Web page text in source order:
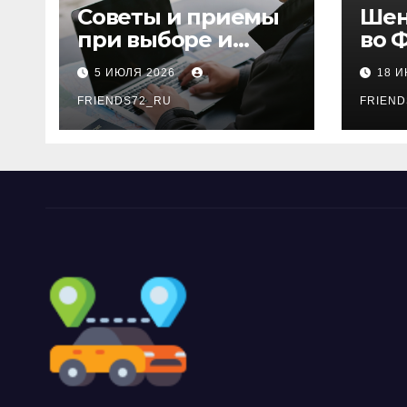
Советы и приемы
при выборе и
бронировании
авиабилетов
5 ИЮЛЯ 2026
FRIENDS72_RU
во
18